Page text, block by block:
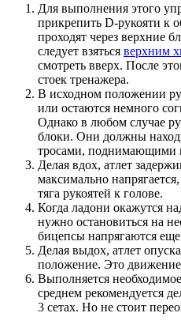
Для выполнения этого
прикрепить D-рукояти к
проходят через верхние
следует взяться верхним
смотреть вверх. После
стоек тренажера.
В исходном положении
или остаются немного
Однако в любом случае
блоки. Они должны
тросами, поднимающими
Делая вдох, атлет
максимально
тяга рукоятей к голове.
Когда ладони окажутся
нужно остановиться на
бицепсы напрягаются еще
Делая выдох, атлет
положение. Это движение
Выполняется
среднем рекомендуется
3 сетах. Но не стоит